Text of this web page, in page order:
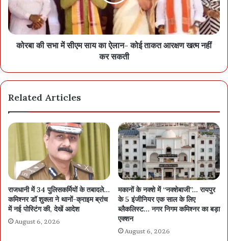
कोरबा की सभा में सीएम साय का ऐलान- कोई ताकत आरक्षण खत्म नहीं
कर सकती
Related Articles
राजधानी में 34 पुलिसकर्मियों के तबादले…
कमिश्नर डॉ शुक्ला ने थानों-क्राइम ब्रांच
में नई पोस्टिंग की, देखें आदेश
August 6, 2026
मकानों के नक्शे में “नक्शेबाजी”… रायपुर
के 5 इंजीनियर एक साल के लिए
ब्लैकलिस्ट… नगर निगम कमिश्नर का बड़ा
एक्शन
August 6, 2026